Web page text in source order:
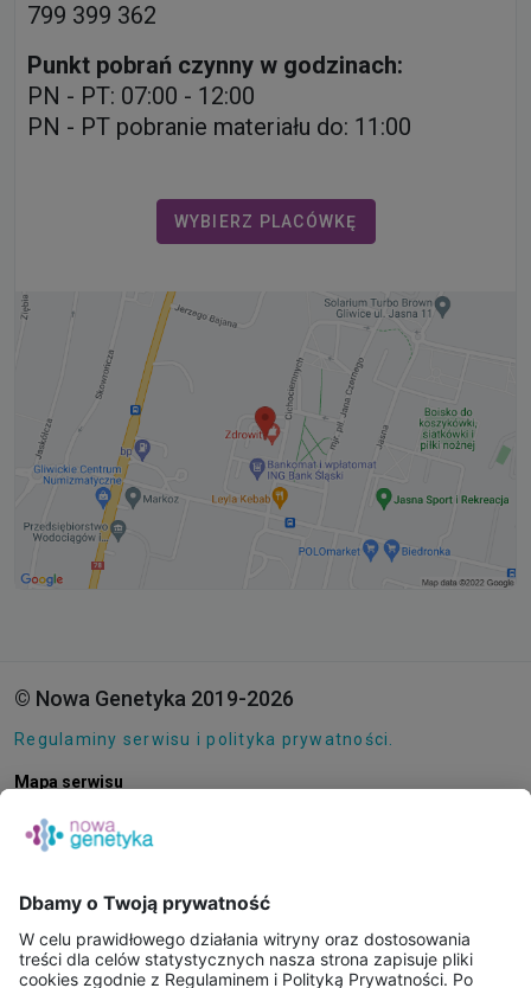
799 399 362
Punkt pobrań czynny w godzinach:
PN - PT: 07:00 - 12:00
PN - PT pobranie materiału do: 11:00
WYBIERZ PLACÓWKĘ
© Nowa Genetyka 2019-2026
Regulaminy serwisu i polityka prywatności.
Mapa serwisu
E-SKLEP
PUNKTY POBRAŃ
KONSULTACJE ONLINE